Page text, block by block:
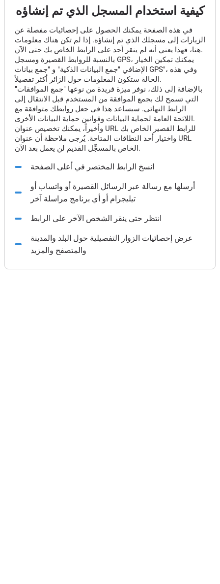
كيفية استخدام المسجل الذي تم إنشاؤه
في هذه الصفحة يمكنك الحصول على إحصائيات مفصلة عن
الزيارات إلى مسجلك الذي تم إنشاؤه. إذا لم تكن هناك معلومات
هنا، فهذا يعني أنه لم ينقر أحد على الرابط الخاص بك حتى الآن.
بالنسبة للروابط القصيرة ومسجل GPS، يمكنك تمكين الخيار
الإضافي "جمع البيانات الذكية" و "جمع بيانات GPS"، وفي هذه
الحالة ستكون المعلومات حول الزائر أكثر تفصيلاً.
بالإضافة إلى ذلك، نوفر ميزة فريدة من نوعها "جمع الموافقات"
التي تسمح لك بجمع الموافقة من المستخدم قبل الانتقال إلى
الرابط النهائي. سيساعد هذا في جعل روابطك متوافقة مع
اللائحة العامة لحماية البيانات وقوانين حماية البيانات الأخرى.
وأخيراً، يمكنك تخصيص عنوان URL للرابط القصير الخاص بك
واختيار أحد النطاقات المتاحة. يُرجى ملاحظة أن عنوان URL
الخاص بالمسجِّل القديم لن يعمل بعد الآن.
انسخ الرابط المختصر في أعلى الصفحة
أرسلها مع رسالة عبر الرسائل القصيرة أو واتساب أو
تيليجرام أو أي برنامج مراسلة آخر
انتظر حتى ينقر الشخص الآخر على الرابط
عرض إحصائيات الزوار التفصيلية حول البلد والمدينة
والمتصفح والمزيد